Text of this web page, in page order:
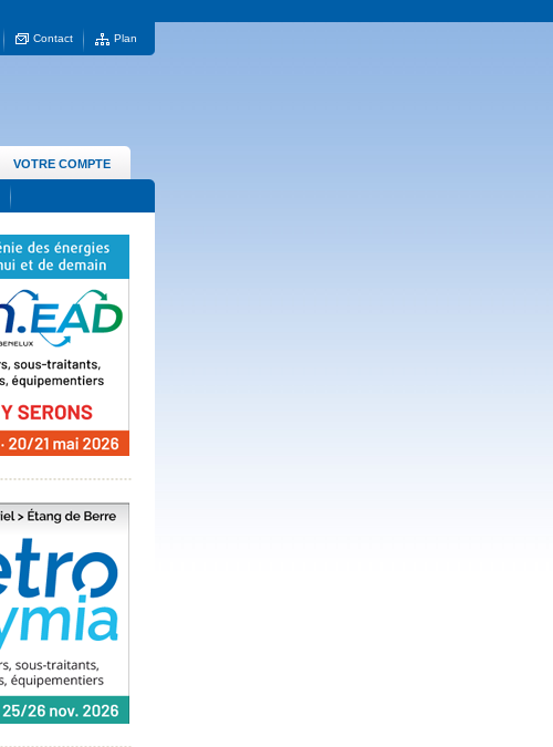
Contact Plan
VOTRE COMPTE